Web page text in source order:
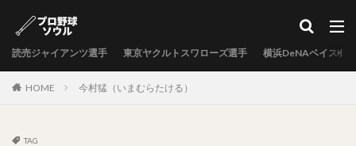
読売ジャイアンツ選手 東京ヤクルトスワローズ選手 横浜DeNAベイスタ
HOME 今村猛（いまむらたける）
TAG